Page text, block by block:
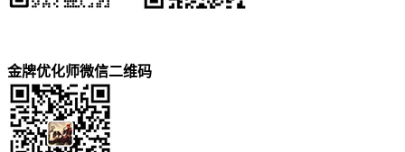
金牌优化师微信二维码